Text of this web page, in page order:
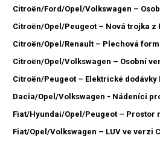
Citroën/Ford/Opel/Volkswagen –
Citroën/Opel/Peugeot – Nová trojka z
Citroën/Opel/Renault – Plechová
Citroën/Opel/Volkswagen – Osobní
Citroën/Peugeot – Elektrické dodávky
Dacia/Opel/Volkswagen - Nádeníci
Fiat/Hyundai/Opel/Peugeot – Prostor
Fiat/Opel/Volkswagen – LUV ve verzi